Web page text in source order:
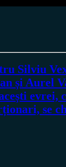
Silviu
și Aurel
evrei,
se